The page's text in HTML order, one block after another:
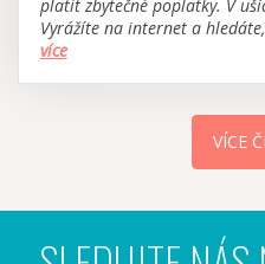
platit zbytečné poplatky. V
Vyrážíte na internet a
více
VÍCE